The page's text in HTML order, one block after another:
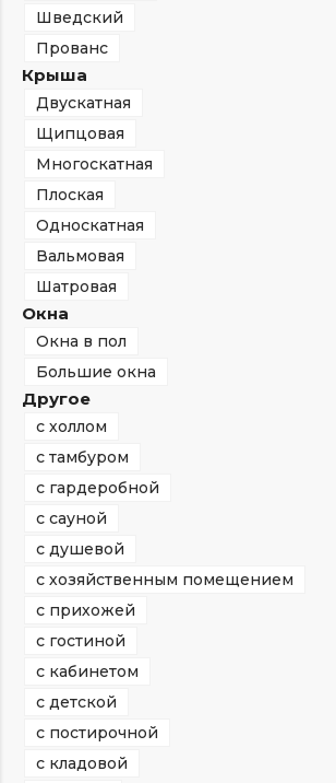
Шведский
Прованс
Крыша
Двускатная
Щипцовая
Многоскатная
Плоская
Односкатная
Вальмовая
Шатровая
Окна
Окна в пол
Большие окна
Другое
с холлом
с тамбуром
с гардеробной
с сауной
с душевой
с хозяйственным помещением
с прихожей
с гостиной
с кабинетом
с детской
с постирочной
с кладовой